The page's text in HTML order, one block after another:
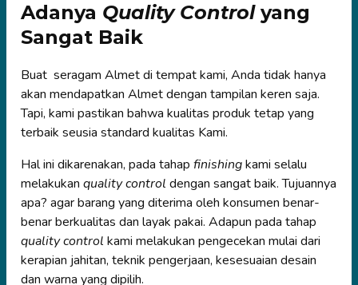
Adanya Quality Controlyang
Sangat Baik
Buat seragam Almet di tempat kami, Anda tidak hanya
akan mendapatkan Almet dengan tampilan keren saja.
Tapi, kami pastikan bahwa kualitas produk tetap yang
terbaik seusia standard kualitas Kami.
Hal ini dikarenakan, pada tahap finishingkami selalu
melakukan quality control dengan sangat baik. Tujuannya
apa? agar barang yang diterima oleh konsumen benar-
benar berkualitas dan layak pakai. Adapun pada tahap
quality control kami melakukan pengecekan mulai dari
kerapian jahitan, teknik pengerjaan, kesesuaian desain
dan warna yang dipilih.